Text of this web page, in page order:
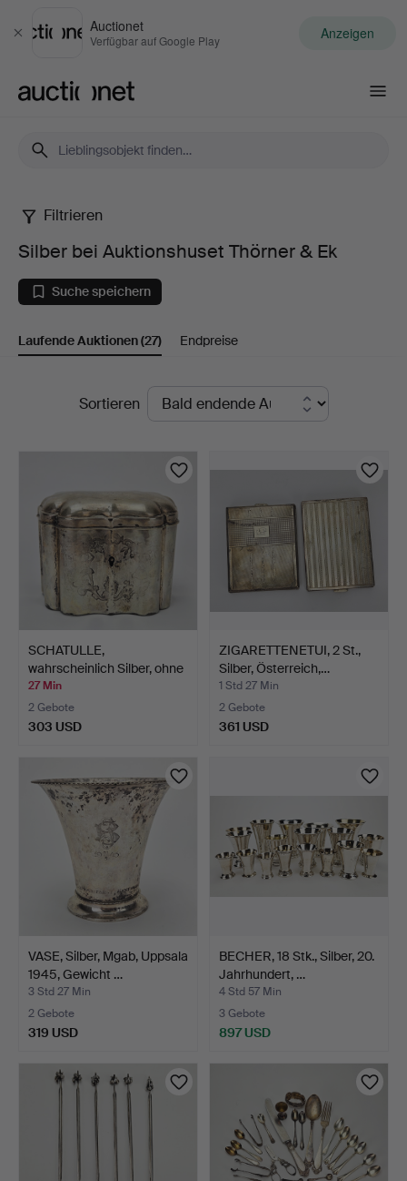
Schließen
Auctionet
Verfügbar auf Google Play Anzeigen
Silber
bei
Auktionshuset
Thörner
Filtrieren
Silber bei Auktionshuset Thörner & Ek
Suche speichern
Laufende Auktionen(27) Endpreise
LaufendeSortieren
SCHATULLE,
wahrscheinlich Silber, ohne
Ste…
27 Min
2 Gebote
303 USD
ZIGARETTENETUI, 2 St.,
Silber, Österreich,…
1 Std 27 Min
2 Gebote
361 USD
VASE, Silber, Mgab, Uppsala
1945, Gewicht …
3 Std 27 Min
2 Gebote
319 USD
BECHER, 18 Stk., Silber, 20.
Jahrhundert, …
4 Std 57 Min
3 Gebote
897 USD